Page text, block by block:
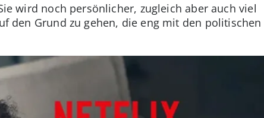
wird noch persönlicher, zugleich aber auch viel
den Grund zu gehen, die eng mit den politischen